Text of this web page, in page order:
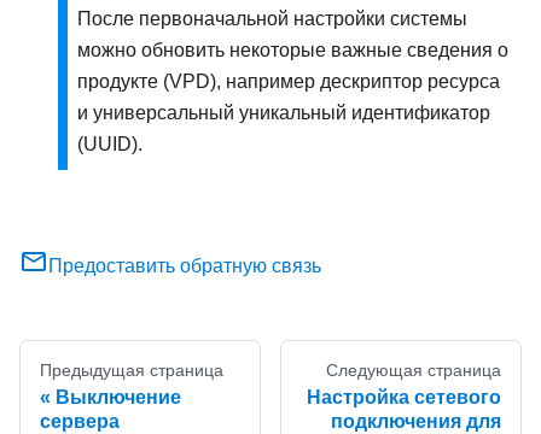
После первоначальной настройки системы
можно обновить некоторые важные сведения о
продукте (VPD), например дескриптор ресурса
и универсальный уникальный идентификатор
(UUID).
Предоставить обратную связь
Предыдущая страница
Выключение
сервера
Следующая страница
Настройка сетевого
подключения для